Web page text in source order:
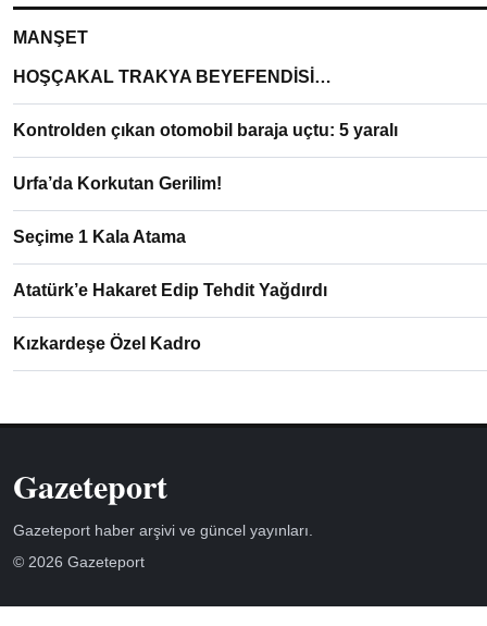
MANŞET
HOŞÇAKAL TRAKYA BEYEFENDİSİ…
Kontrolden çıkan otomobil baraja uçtu: 5 yaralı
Urfa’da Korkutan Gerilim!
Seçime 1 Kala Atama
Atatürk’e Hakaret Edip Tehdit Yağdırdı
Kızkardeşe Özel Kadro
Gazeteport
Gazeteport haber arşivi ve güncel yayınları.
© 2026 Gazeteport